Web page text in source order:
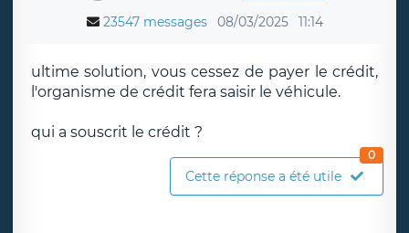
23547 messages 08/03/2025 11:14
ultime solution, vous cessez de payer le crédit,
l'organisme de crédit fera saisir le véhicule.
qui a souscrit le crédit ?
Cette réponse a été utile
0